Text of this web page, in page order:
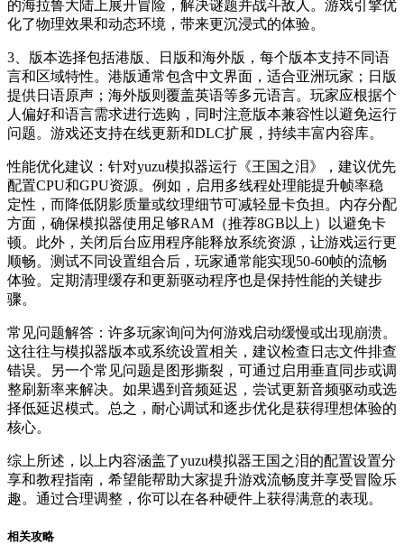
的海拉鲁大陆上展开冒险，解决谜题并战斗敌人。游戏引擎优
化了物理效果和动态环境，带来更沉浸式的体验。
3、版本选择包括港版、日版和海外版，每个版本支持不同语
言和区域特性。港版通常包含中文界面，适合亚洲玩家；日版
提供日语原声；海外版则覆盖英语等多元语言。玩家应根据个
人偏好和语言需求进行选购，同时注意版本兼容性以避免运行
问题。游戏还支持在线更新和DLC扩展，持续丰富内容库。
性能优化建议：针对yuzu模拟器运行《王国之泪》，建议优先
配置CPU和GPU资源。例如，启用多线程处理能提升帧率稳
定性，而降低阴影质量或纹理细节可减轻显卡负担。内存分配
方面，确保模拟器使用足够RAM（推荐8GB以上）以避免卡
顿。此外，关闭后台应用程序能释放系统资源，让游戏运行更
顺畅。测试不同设置组合后，玩家通常能实现50-60帧的流畅
体验。定期清理缓存和更新驱动程序也是保持性能的关键步
骤。
常见问题解答：许多玩家询问为何游戏启动缓慢或出现崩溃。
这往往与模拟器版本或系统设置相关，建议检查日志文件排查
错误。另一个常见问题是图形撕裂，可通过启用垂直同步或调
整刷新率来解决。如果遇到音频延迟，尝试更新音频驱动或选
择低延迟模式。总之，耐心调试和逐步优化是获得理想体验的
核心。
综上所述，以上内容涵盖了yuzu模拟器王国之泪的配置设置分
享和教程指南，希望能帮助大家提升游戏流畅度并享受冒险乐
趣。通过合理调整，你可以在各种硬件上获得满意的表现。
相关攻略